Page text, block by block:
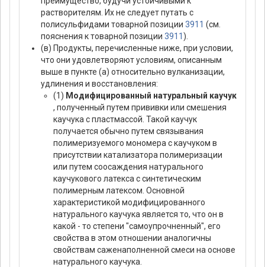
растворителям. Их не следует путать с
полисульфидами товарной позиции 3911 (см.
пояснения к товарной позиции 3911).
(в) Продукты, перечисленные ниже, при условии,
что они удовлетворяют условиям, описанным
выше в пункте (а) относительно вулканизации,
удлинения и восстановления:
(1) Модифицированный натуральный каучук
, полученный путем прививки или смешения
каучука с пластмассой. Такой каучук
получается обычно путем связывания
полимеризуемого мономера с каучуком в
присутствии катализатора полимеризации
или путем соосаждения натурального
каучукового латекса с синтетическим
полимерным латексом. Основной
характеристикой модифицированного
натурального каучука является то, что он в
какой - то степени "самоупрочненный", его
свойства в этом отношении аналогичны
свойствам саженаполненной смеси на основе
натурального каучука.